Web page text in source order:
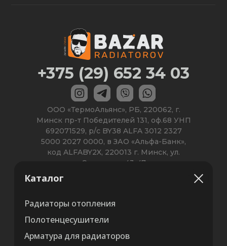
Каталог
Радиаторы отопления
Полотенцесушители
Арматура для радиаторов